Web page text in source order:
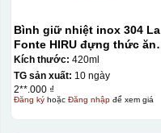
Bình giữ nhiệt inox 304 La
Fonte HIRU đựng thức ăn
420 ml – 012348
Kích thước: 420ml
TG sản xuất: 10 ngày
2**.000 ₫
Đăng kýhoặc Đăng nhậpđể xem giá